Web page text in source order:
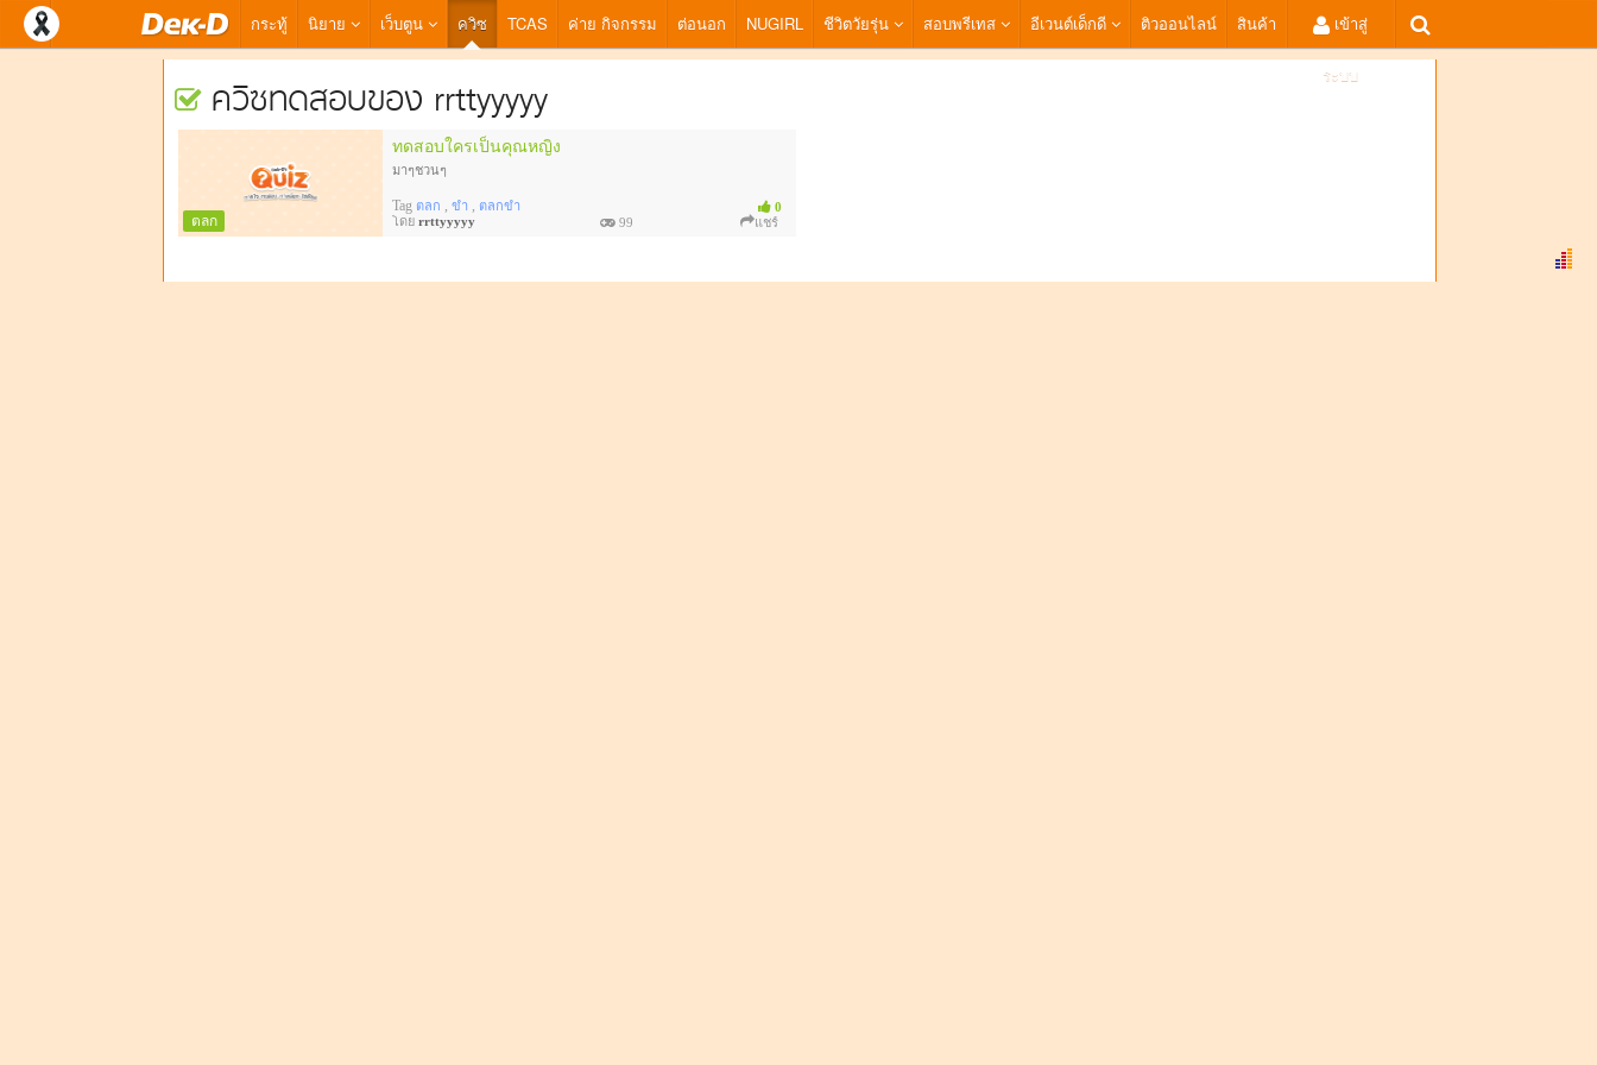
กระทู้ นิยาย เว็บตูน ควิซ TCAS ค่าย กิจกรรม ต่อนอก NUGIRL ชีวิตวัยรุ่น สอบพรีเทส อีเวนต์เด็กดี ติวออนไลน์ สินค้า เข้าสู่
ระบบ
ควิซทดสอบของ rrttyyyyy
ตลก
ทดสอบใครเป็นคุณหญิง
0
มาๆชวนๆ
Tag ตลก , ขำ , ตลกขำ
โดย rrttyyyyy 99 แชร์